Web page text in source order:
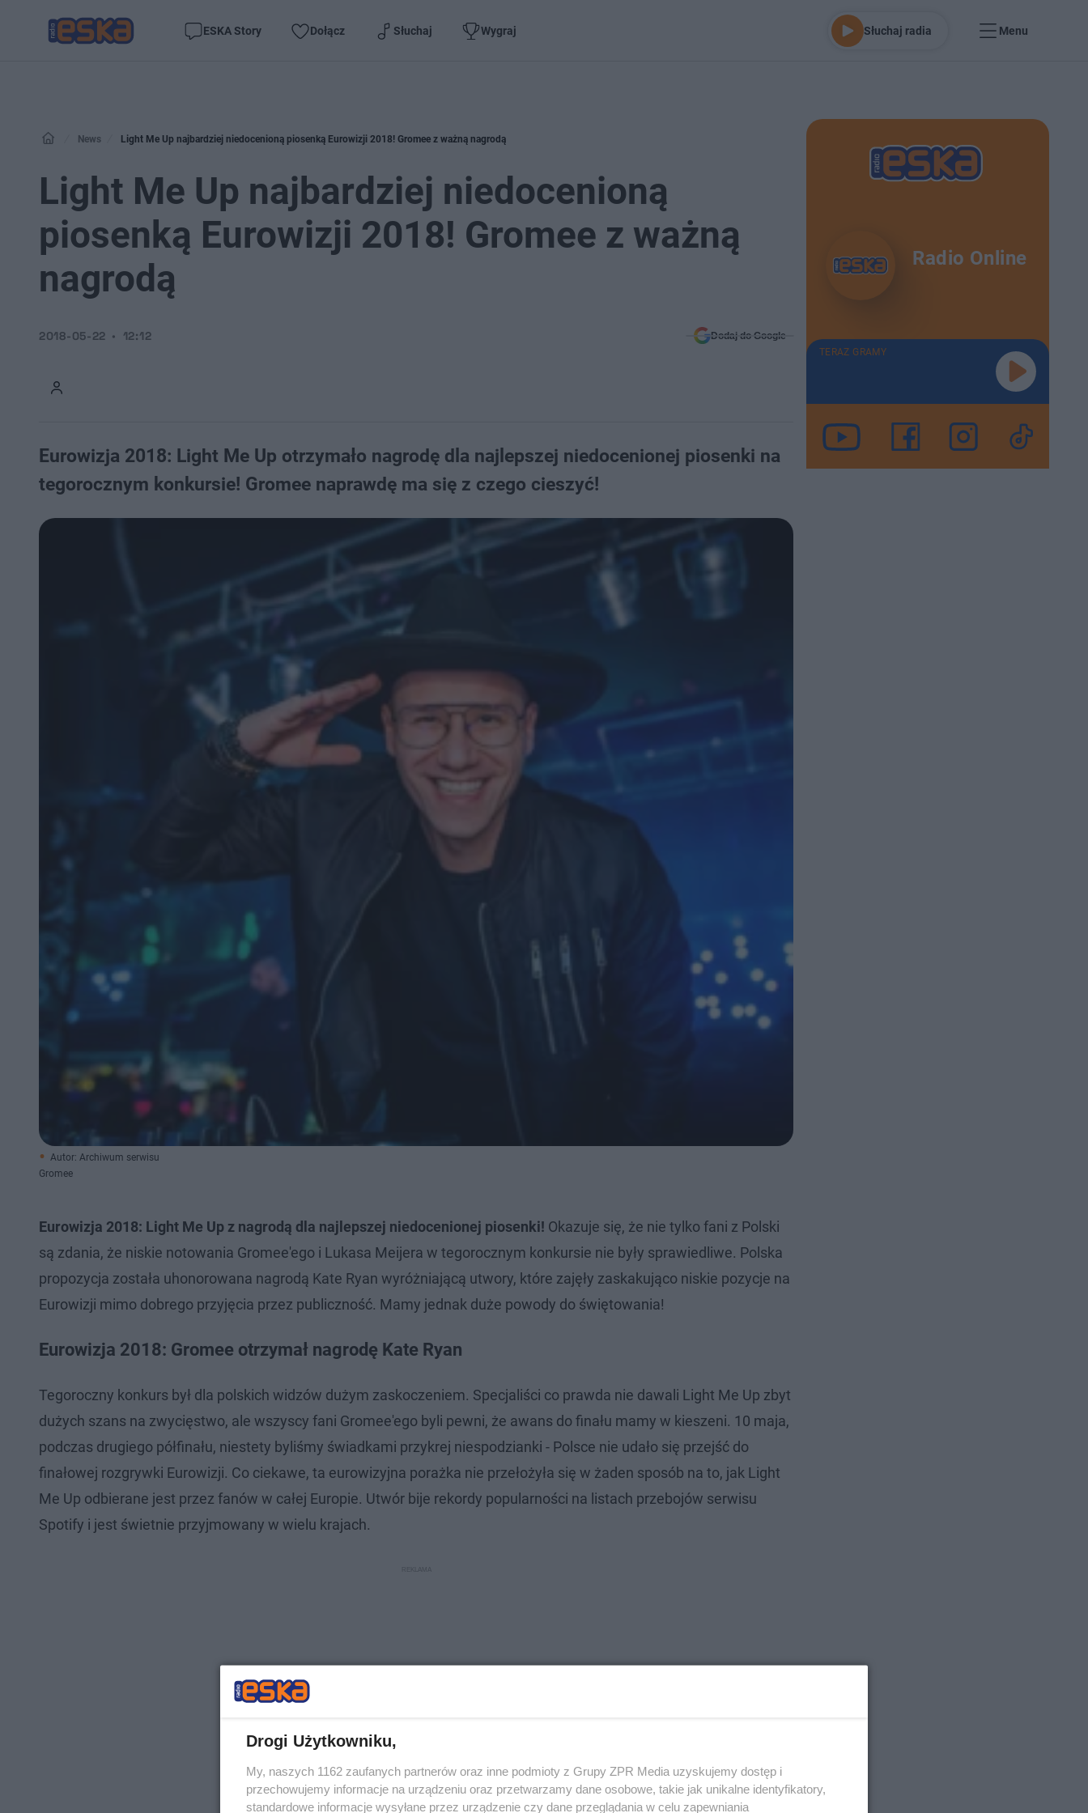
ESKA Story Dołącz Słuchaj Wygraj Słuchaj radia Menu
News Light Me Up najbardziej niedocenioną piosenką Eurowizji 2018! Gromee z ważną nagrodą
Light Me Up najbardziej niedocenioną
piosenką Eurowizji 2018! Gromee z ważną
nagrodą
2018-05-22 12:12 Dodaj do Google
Eurowizja 2018: Light Me Up otrzymało nagrodę dla najlepszej niedocenionej piosenki na
tegorocznym konkursie! Gromee naprawdę ma się z czego cieszyć!
Autor: Archiwum serwisu
Gromee
Eurowizja 2018: Light Me Up z nagrodą dla najlepszej niedocenionej piosenki! Okazuje się, że nie tylko fani z Polski
są zdania, że niskie notowania Gromee'ego i Lukasa Meijera w tegorocznym konkursie nie były sprawiedliwe. Polska
propozycja została uhonorowana nagrodą Kate Ryan wyróżniającą utwory, które zajęły zaskakująco niskie pozycje na
Eurowizji mimo dobrego przyjęcia przez publiczność. Mamy jednak duże powody do świętowania!
Eurowizja 2018: Gromee otrzymał nagrodę Kate Ryan
Tegoroczny konkurs był dla polskich widzów dużym zaskoczeniem. Specjaliści co prawda nie dawali Light Me Up zbyt
dużych szans na zwycięstwo, ale wszyscy fani Gromee'ego byli pewni, że awans do finału mamy w kieszeni. 10 maja,
podczas drugiego półfinału, niestety byliśmy świadkami przykrej niespodzianki - Polsce nie udało się przejść do
finałowej rozgrywki Eurowizji. Co ciekawe, ta eurowizyjna porażka nie przełożyła się w żaden sposób na to, jak Light
Me Up odbierane jest przez fanów w całej Europie. Utwór bije rekordy popularności na listach przebojów serwisu
Spotify i jest świetnie przyjmowany w wielu krajach.
Radio Online
TERAZ GRAMY
Drogi Użytkowniku,
My, naszych 1162 zaufanych partnerów oraz inne podmioty z Grupy ZPR Media uzyskujemy dostęp i
przechowujemy informacje na urządzeniu oraz przetwarzamy dane osobowe, takie jak unikalne identyfikatory,
standardowe informacje wysyłane przez urządzenie czy dane przeglądania w celu zapewniania